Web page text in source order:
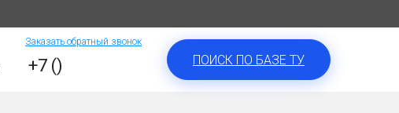
Заказать обратный звонок
+7 () ПОИСК ПО БАЗЕ ТУ